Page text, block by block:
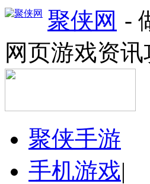
聚侠网 -
网页游戏资讯
聚侠手游
手机游戏|